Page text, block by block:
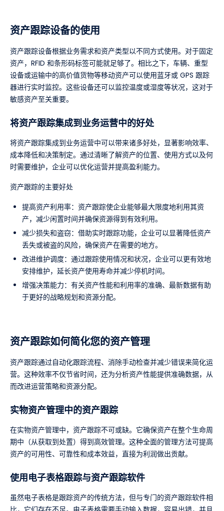
资产跟踪设备的使用
资产跟踪设备根据业务需求和资产类型以不同方式使用。对于固定
资产，RFID 和条形码标签可能就足够了。相比之下，车辆、重型
设备或运输中的高价值货物等移动资产可以使用蓝牙或 GPS 跟踪
器进行实时监控。这些设备还可以监控温度或湿度等状况，这对于
敏感资产至关重要。
将资产跟踪集成到业务运营中的好处
将资产跟踪集成到业务运营中可以带来诸多好处，显著影响效率、
成本降低和决策制定。通过清晰了解资产的位置、使用方式以及何
时需要维护，企业可以优化运营并提高盈利能力。
资产跟踪的主要好处
提高资产利用率：资产跟踪使企业能够最大限度地利用其资
产，减少闲置时间并确保资源得到有效利用。
减少损失和盗窃：借助实时跟踪功能，企业可以显著降低资产
丢失或被盗的风险，确保资产在需要的地方。
改进维护调度：通过跟踪使用情况和状况，企业可以更有效地
安排维护，延长资产使用寿命并减少停机时间。
增强决策能力：有关资产性能和利用率的准确、最新数据有助
于更好的战略规划和资源分配。
资产跟踪如何简化您的资产管理
资产跟踪通过自动化跟踪流程、消除手动检查并减少错误来简化运
营。这种效率不仅节省时间，还为分析资产性能提供准确数据，从
而改进运营策略和资源分配。
实物资产管理中的资产跟踪
在实物资产管理中，资产跟踪不可或缺。它确保资产在整个生命周
期中（从获取到处置）得到高效管理。这种全面的管理方法可提高
资产的可用性、可靠性和成本效益，直接为利润做出贡献。
使用电子表格跟踪与资产跟踪软件
虽然电子表格是跟踪资产的传统方法，但与专门的资产跟踪软件相